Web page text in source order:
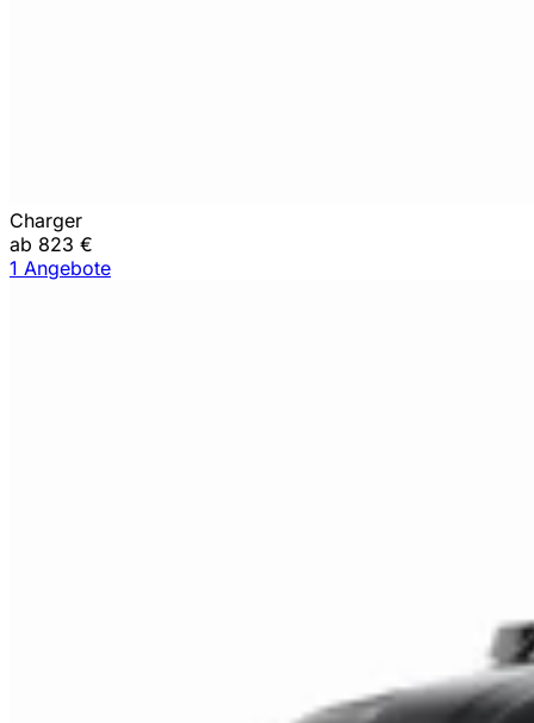
Charger
ab 823 €
1 Angebote